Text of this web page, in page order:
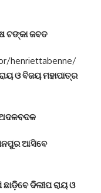
ଟଙ୍କା ଜବତ
henriettabenne/
ଓ ବିଜୟ ମହାପାତ୍ର
ଆସିବେ
ଦିଲୀପ ରାୟ ଓ